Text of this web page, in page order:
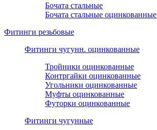
Бочата стальные
Бочата стальные оцинкованные
Фитинги резьбовые
Фитинги чугунн. оцинкованные
Тройники оцинкованные
Контргайки оцинкованные
Угольники оцинкованные
Муфты оцинкованные
Футорки оцинкованные
Фитинги чугунные